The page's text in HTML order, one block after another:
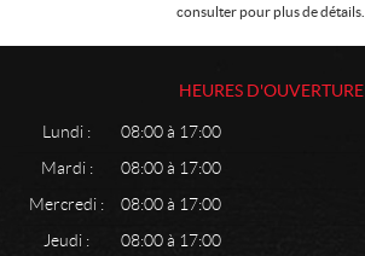
consulter pour plus de détails.
HEURES D'OUVERTURE
Lundi :
08:00 à 17:00
Mardi :
08:00 à 17:00
Mercredi :
08:00 à 17:00
Jeudi :
08:00 à 17:00